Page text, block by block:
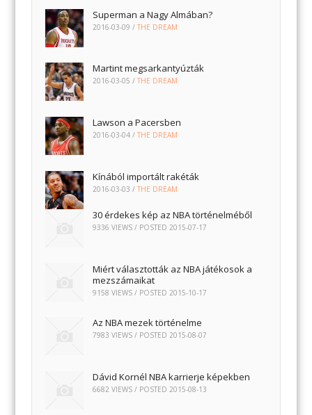
Superman a Nagy Almában?
2016-03-09 /THE DREAM
Martint megsarkantyúzták
2016-03-05 /THE DREAM
Lawson a Pacersben
2016-03-04 /THE DREAM
Kínából importált rakéták
2016-03-03 /THE DREAM
30 érdekes kép az NBA történelméből
9336 VIEWS / POSTED 2015-07-17
Miért választották az NBA játékosok a
mezszámaikat
9158 VIEWS / POSTED 2015-10-17
Az NBA mezek történelme
7983 VIEWS / POSTED2015-08-07
Dávid Kornél NBA karrierje képekben
6682 VIEWS / POSTED2015-08-13